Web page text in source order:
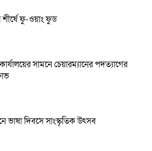
শীর্ষে ফু-ওয়াং ফুড
সামনে চেয়ারম্যানের পদত্যাগের
ভাষা দিবসে সাংস্কৃতিক উৎসব